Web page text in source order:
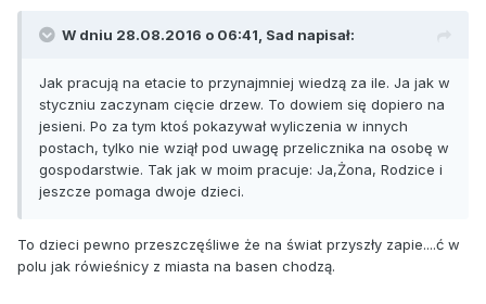
W dniu 28.08.2016 o 06:41, Sad napisał:
Jak pracują na etacie to przynajmniej wiedzą za ile. Ja jak w
styczniu zaczynam cięcie drzew. To dowiem się dopiero na
jesieni. Po za tym ktoś pokazywał wyliczenia w innych
postach, tylko nie wziął pod uwagę przelicznika na osobę w
gospodarstwie. Tak jak w moim pracuje: Ja,Żona, Rodzice i
jeszcze pomaga dwoje dzieci.
To dzieci pewno przeszczęśliwe że na świat przyszły zapie....ć w
polu jak rówieśnicy z miasta na basen chodzą.